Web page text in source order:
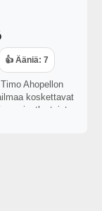
👍 Ääniä: 7
Ahopellon
koskettavat
ainutlaatuista
mitä todella